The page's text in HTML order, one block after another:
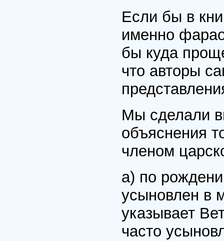
Если бы в
именно
бы куда
что авторы
Мы сделали
объяснения
членом
а) по
усыновлен в
указывает
часто